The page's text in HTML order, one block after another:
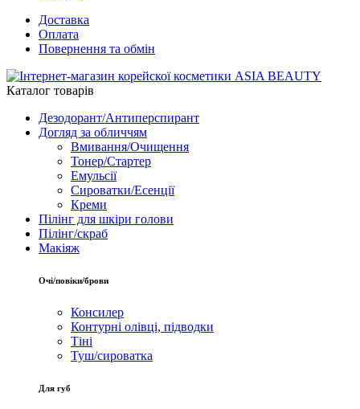
Доставка
Оплата
Повернення та обмін
Каталог товарів
Дезодорант/Антиперспирант
Догляд за обличчям
Вмивання/Очищення
Тонер/Стартер
Емульсії
Сироватки/Есенції
Креми
Пілінг для шкіри голови
Пілінг/скраб
Макіяж
Очі/повіки/брови
Консилер
Контурні олівці, підводки
Тіні
Туш/сироватка
Для губ